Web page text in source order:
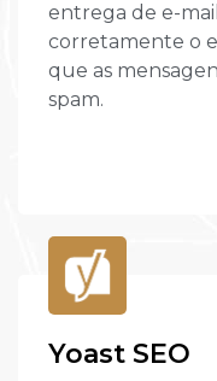
entrega de e-
corretamente o
que as
spam.
Yoast SEO